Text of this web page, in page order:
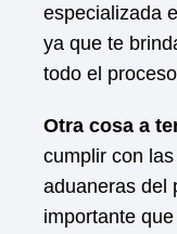
especializada
ya que te
todo el
Otra cosa a
cumplir con
aduaneras del
importante